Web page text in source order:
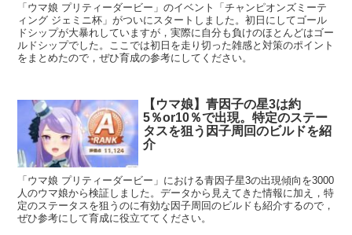
「ウマ娘 プリティーダービー」のイベント「チャンピオンズミーテ
ィング ジェミニ杯」がついにスタートしました。初日にしてゴール
ドシップが大暴れしていますが，実際に自分も負けのほとんどはゴー
ルドシップでした。ここでは初日を走り切った雑感と対策のポイント
をまとめたので，ぜひ育成の参考にしてください。
【ウマ娘】青因子の星3は約
5％or10％で出現。特定のステー
タスを狙う因子周回のビルドを紹
介
「ウマ娘 プリティーダービー」における青因子星3の出現傾向を3000
人のウマ娘から検証しました。データから見えてきた情報に加え，特
定のステータスを狙うのに有効な因子周回のビルドも紹介するので，
ぜひ参考にして育成に役立ててください。